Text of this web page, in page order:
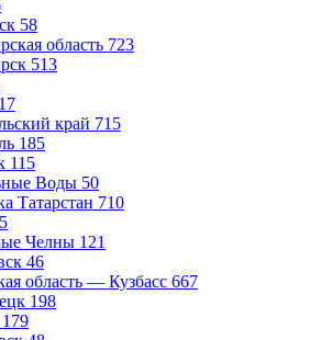
58
область 723
513
17
край 715
185
115
Воды 50
Татарстан 710
Челны 121
46
область — Кузбасс 667
198
179